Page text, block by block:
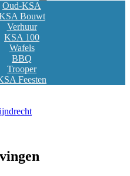
Oud-KSA
Bouwt
Verhuur
KSA 100
Wafels
BBQ
Trooper
Feesten